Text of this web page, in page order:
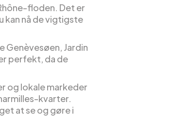
floden. Det er
kan nå de vigtigste
Genèvesøen, Jardin
perfekt, da de
og lokale markeder
kvarter.
at se og gøre i